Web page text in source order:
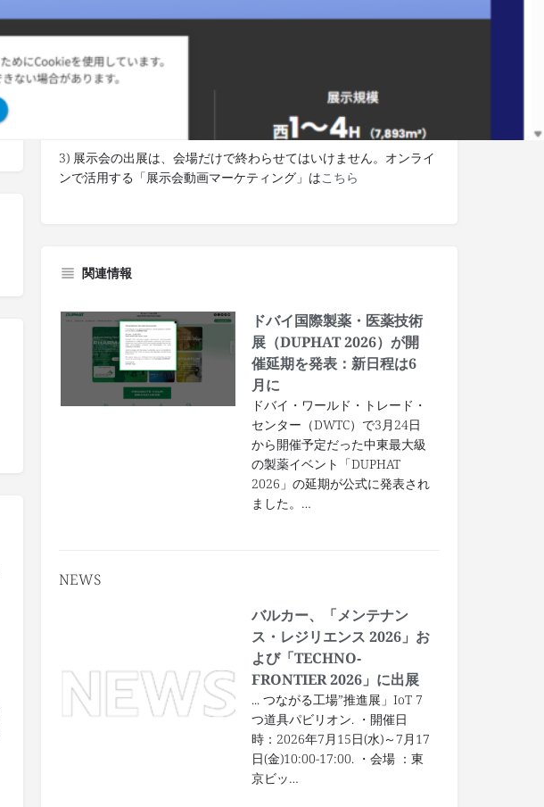
1) 世界中の展示会の最新情報をメールでお
知らせします。メルマガの登録は
2) 出展をご検討ですか？出展サポートをご
3) 展示会の出展は、会場だけで終わらせてはいけません。オンライ
ンで活用する「展示会動画マーケティング」はこちら
関連情報
ドバイ国際製薬・医薬技術
展（DUPHAT 2026）が開
催延期を発表：新日程は6
月に
ドバイ・ワールド・トレード・
センター（DWTC）で3月24日
から開催予定だった中東最大級
の製薬イベント「DUPHAT
2026」の延期が公式に発表され
ました。…
NEWS
バルカー、「メンテナン
ス・レジリエンス 2026」お
よび「TECHNO‐
FRONTIER 2026」に出展
... つながる工場”推進展」IoT 7
つ道具パビリオン. ・開催日
時：2026年7月15日(水)～7月17
日(金)10:00-17:00. ・会場 ：東
京ビッ…